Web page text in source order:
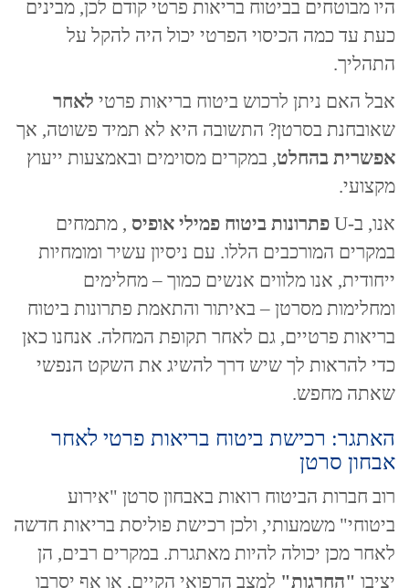
היו מבוטחים בביטוח בריאות פרטי קודם לכן, מבינים
כעת עד כמה הכיסוי הפרטי יכול היה להקל על
התהליך.
אבל האם ניתן לרכוש ביטוח בריאות פרטי לאחר
שאובחנת בסרטן? התשובה היא לא תמיד פשוטה, אך
אפשרית בהחלט, במקרים מסוימים ובאמצעות ייעוץ
מקצועי.
אנו, ב-U
פתרונות ביטוח פמילי אופיס , מתמחים
במקרים המורכבים הללו. עם ניסיון עשיר ומומחיות
ייחודית, אנו מלווים אנשים כמוך – מחלימים
ומחלימות מסרטן – באיתור והתאמת פתרונות ביטוח
בריאות פרטיים, גם לאחר תקופת המחלה. אנחנו כאן
כדי להראות לך שיש דרך להשיג את השקט הנפשי
שאתה מחפש.
האתגר: רכישת ביטוח בריאות פרטי לאחר
אבחון סרטן
רוב חברות הביטוח רואות באבחון סרטן "אירוע
ביטוחי" משמעותי, ולכן רכישת פוליסת בריאות חדשה
לאחר מכן יכולה להיות מאתגרת. במקרים רבים, הן
יציבו "החרגות" למצב הרפואי הקיים, או אף יסרבו